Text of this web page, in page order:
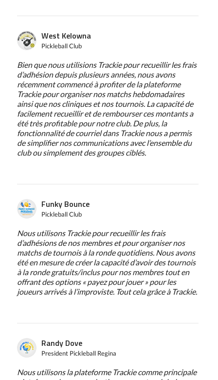
West Kelowna
Pickleball Club
Bien que nous utilisions Trackie pour recueillir les frais
d’adhésion depuis plusieurs années, nous avons
récemment commencé à profiter de la plateforme
Trackie pour organiser nos matchs hebdomadaires
ainsi que nos cliniques et nos tournois. La capacité de
facilement recueillir et de rembourser ces montants a
été très profitable pour notre club. De plus, la
fonctionnalité de courriel dans Trackie nous a permis
de simplifier nos communications avec l’ensemble du
club ou simplement des groupes ciblés.
Funky Bounce
Pickleball Club
Nous utilisons Trackie pour recueillir les frais
d’adhésions de nos membres et pour organiser nos
matchs de tournois à la ronde quotidiens. Nous avons
été en mesure de créer la capacité d’avoir des tournois
à la ronde gratuits/inclus pour nos membres tout en
offrant des options « payez pour jouer » pour les
joueurs arrivés à l’improviste. Tout cela grâce à Trackie.
Randy Dove
President Pickleball Regina
Nous utilisons la plateforme Trackie comme principale